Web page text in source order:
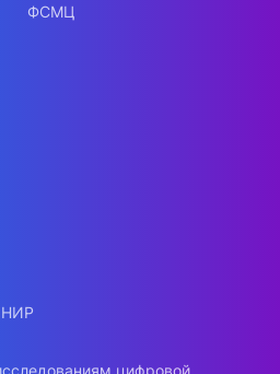
ФСМЦ
НИР
цифровой